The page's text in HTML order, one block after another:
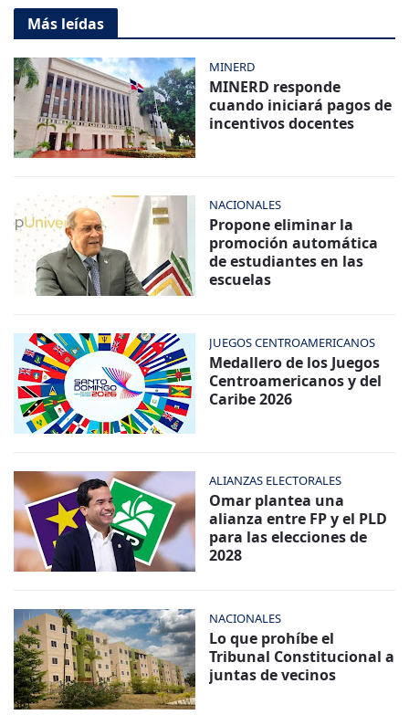
Más leídas
MINERD
MINERD responde
cuando iniciará pagos de
incentivos docentes
NACIONALES
Propone eliminar la
promoción automática
de estudiantes en las
escuelas
JUEGOS CENTROAMERICANOS
Medallero de los Juegos
Centroamericanos y del
Caribe 2026
ALIANZAS ELECTORALES
Omar plantea una
alianza entre FP y el PLD
para las elecciones de
2028
NACIONALES
Lo que prohíbe el
Tribunal Constitucional a
juntas de vecinos